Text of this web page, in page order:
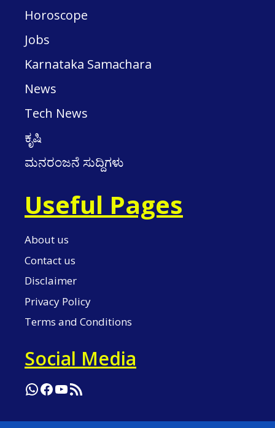
Horoscope
Jobs
Karnataka Samachara
News
Tech News
ಕೃಷಿ
ಮನರಂಜನೆ ಸುದ್ದಿಗಳು
Useful Pages
About us
Contact us
Disclaimer
Privacy Policy
Terms and Conditions
Social Media
WhatsApp
Facebook
YouTube
RSS Feed